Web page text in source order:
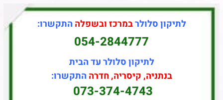
לתיקון סלולרבמרכז ובשפלה התקשרו:
054-2844777
לתיקון סלולר עד הבית
בנתניה, קיסריה, חדרה התקשרו:
073-374-4743